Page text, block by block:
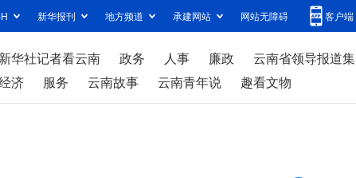
新华报刊 地方频道 承建网站 网站无障碍 客户端
新华社记者看云南 政务 人事 廉政 云南省领导报道集
济 服务 云南故事 云南青年说 趣看文物